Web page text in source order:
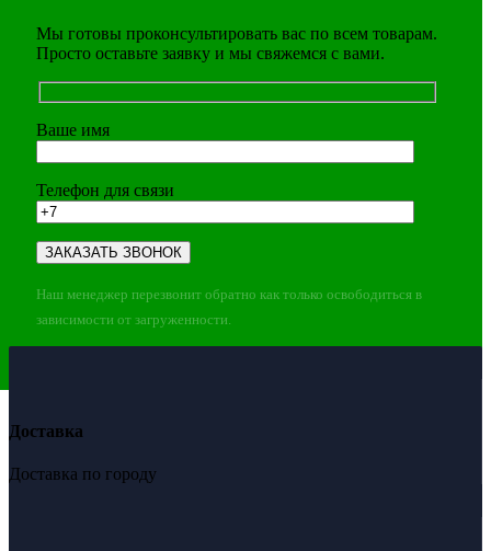
Мы готовы проконсультировать вас по всем товарам.
Просто оставьте заявку и мы свяжемся с вами.
Ваше имя
Телефон для связи
Наш менеджер перезвонит обратно как только освободиться в
зависимости от загруженности.
Доставка
Доставка по городу